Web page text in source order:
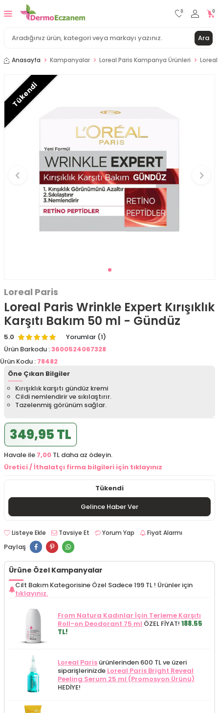
Ara
0 0
Anasayfa Kampanyalar Loreal Paris Kampanya Ürünleri Loreal
Tükendi
Loreal Paris
Loreal Paris Wrinkle Expert Kırışıklık
Karşıtı Bakım 50 ml - Gündüz
5.0
Yorumlar (1)
Ürün Barkodu :3600524067328
Ürün Kodu : 78482
Öne Çıkan Bilgiler
Kırışıklık karşıtı gündüz kremi
Cildi nemlendirir ve sıkılaştırır.
Tazelenmiş görünüm sağlar.
349,95 TL
Havale ile 7,00 TL daha az ödeyin.
Üretici / İthalatçı firma bilgileri için tıklayınız
Tükendi
Gelince Haber Ver
Listeye Ekle Tavsiye Et Yorum Yap Fiyat Alarmı
Paylaş
Ürüne Özel Kampanyalar
Cilt Bakım Kategorisine Özel Sadece 199 TL ! Ürünler için
tıklayınız.
From Natura Kadınlar İçin Terleme Karşıtı
Roll-on Deodorant 75 ml ÖZEL FİYAT! 188.55
TL!
Loreal Paris ürünlerinden 600 TL ve üzeri
siparişlerinizde Loreal Paris Bright Reveal
Peeling Serum 25 ml (Promosyon Ürünü)
HEDİYE!